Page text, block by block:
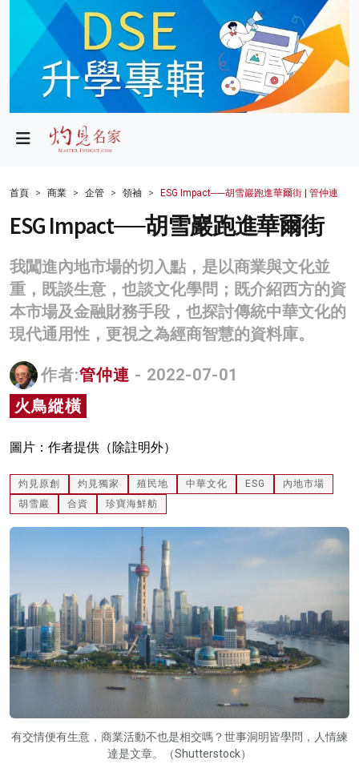
政局
財經
生活
商業
科技
名家榜
灼見活動
關於我們
首頁 商業 企管 領袖 ESG Impact──胡雪巖跑進華爾街 | 管仲連
ESG Impact──胡雪巖跑進華爾街
我闖進內地市場的切入點，是以商業與文化並
重，既談生意，也談文化學問；既介紹西方的資
本市場及金融財務手段，也探討傳統中華文化的
現代通用性，更視之為經商智慧的資料庫。
作者:管仲連 - 2022-07-01
火鳥縱橫
圖片：作者提供（除註明外）
灼見原創 灼見獨家 殖民地 中華文化 ESG
內地市場
胡雪巖
合資 珍寶海鮮舫
有交情便有生意，商業活動不也是相交嗎？世事洞明皆學問，人情練
達是文章。（Shutterstock）